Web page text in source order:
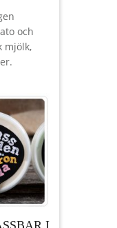
och
mjölk,
I